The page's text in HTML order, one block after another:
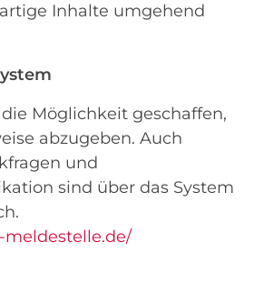
Inhalte umgehend
Möglichkeit geschaffen,
abzugeben. Auch
und
sind über das System